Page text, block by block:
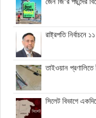
রাষ্ট্রপতি নির্বাচনে
তাইওয়ান প্রণালিতে
সিলেট বিভাগে